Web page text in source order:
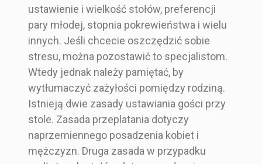
ustawienie i wielkość stołów, preferencji
pary młodej, stopnia pokrewieństwa i wielu
innych. Jeśli chcecie oszczędzić sobie
stresu, można pozostawić to specjalistom.
Wtedy jednak należy pamiętać, by
wytłumaczyć zażyłości pomiędzy rodziną.
Istnieją dwie zasady ustawiania gości przy
stole. Zasada przeplatania dotyczy
naprzemiennego posadzenia kobiet i
mężczyzn. Druga zasada w przypadku